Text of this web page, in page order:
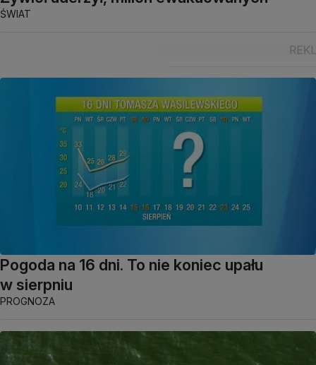
ŚWIAT
Pogoda na 16 dni. To nie koniec upału
w sierpniu
PROGNOZA